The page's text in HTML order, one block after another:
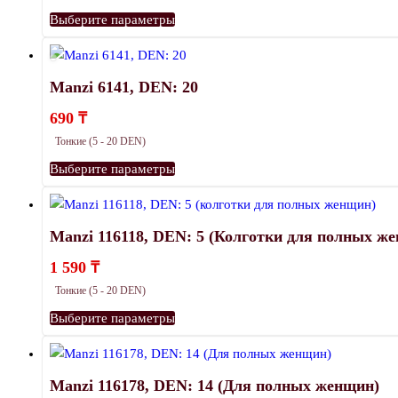
Выберите параметрыЭтот
имеет
несколько
выбрать
странице
товара.
Manzi 6141, DEN: 20
690 ₸
Тонкие (5 - 20 DEN)
Выберите параметрыЭтот
имеет
несколько
выбрать
странице
товара.
Manzi 116118, DEN: 5 (Колготки для полных
1 590 ₸
Тонкие (5 - 20 DEN)
Выберите параметрыЭтот
имеет
несколько
Manzi 116178, DEN: 14 (Для полных женщин)